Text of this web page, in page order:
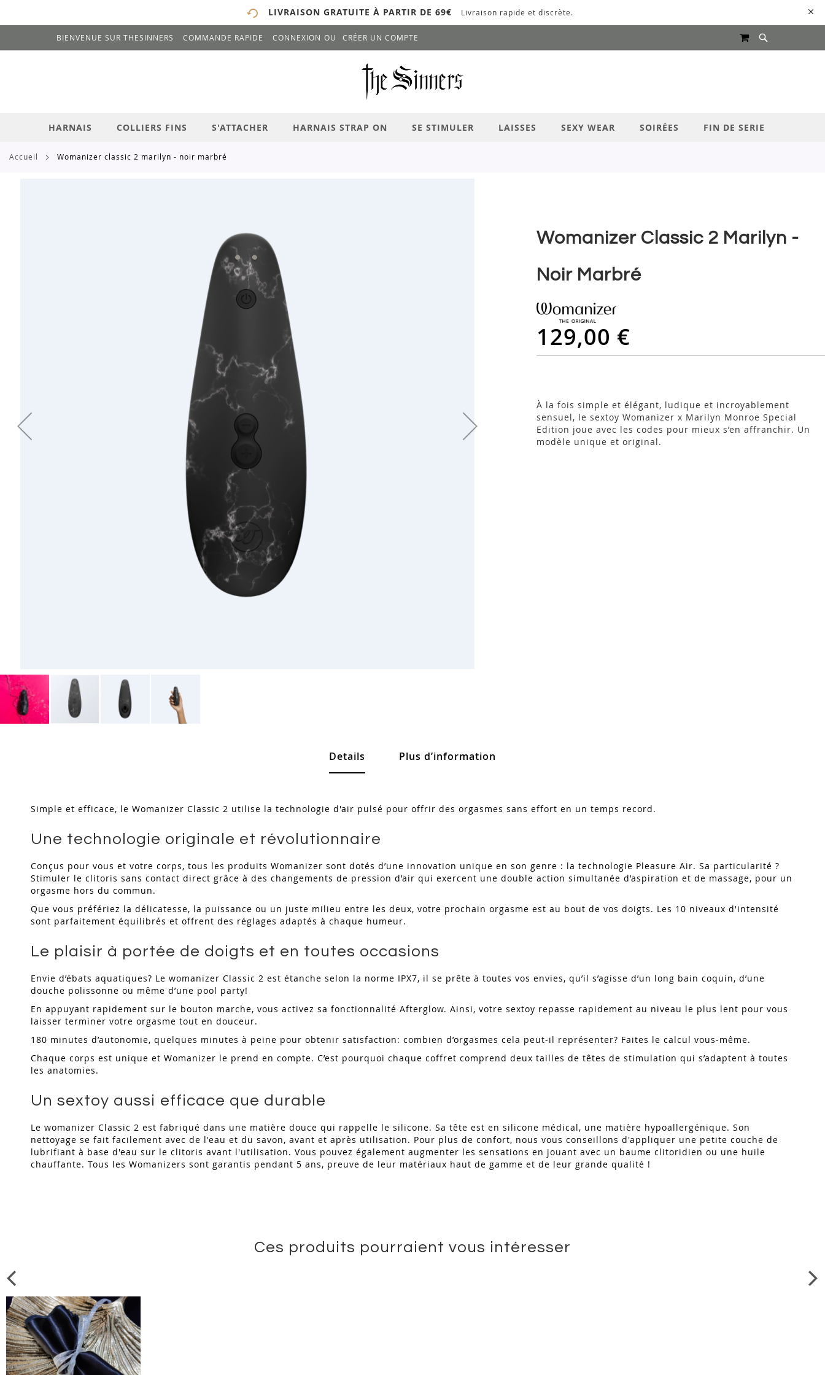
LIVRAISON GRATUITE À PARTIR DE 69€ Livraison rapide et discrète.
ALLEZ
BIENVENUE SUR THESINNERS COMMANDE RAPIDE CONNEXION CRÉER UN COMPTE
# ENTREZ AU MOINS 3 CARACTÈRES POUR LANCER LA RECHERCHE # APPUYEZ SUR LA TOUCHE "ENTRER" POUR LANCER LA RECHERCHE
MON PANIER
HARNAIS COLLIERS FINS S'ATTACHER HARNAIS STRAP ON SE STIMULER LAISSES SEXY WEAR SOIRÉES FIN DE SERIE
accueil womanizer classic 2 marilyn - noir marbré
images
gallery
Womanizer Classic 2 Marilyn -
Noir Marbré
129,00 €
À la fois simple et élégant, ludique et incroyablement
sensuel, le sextoy Womanizer x Marilyn Monroe Special
Edition joue avec les codes pour mieux s’en affranchir. Un
modèle unique et original.
Details
Simple et efficace, le Womanizer Classic 2 utilise la technologie d'air pulsé pour offrir des orgasmes sans effort en un temps record.
Une technologie originale et révolutionnaire
Conçus pour vous et votre corps, tous les produits Womanizer sont dotés d’une innovation unique en son genre : la technologie Pleasure Air. Sa particularité ?
Stimuler le clitoris sans contact direct grâce à des changements de pression d’air qui exercent une double action simultanée d’aspiration et de massage, pour un
orgasme hors du commun.
Que vous préfériez la délicatesse, la puissance ou un juste milieu entre les deux, votre prochain orgasme est au bout de vos doigts. Les 10 niveaux d'intensité
sont parfaitement équilibrés et offrent des réglages adaptés à chaque humeur.
Le plaisir à portée de doigts et en toutes occasions
Envie d’ébats aquatiques? Le womanizer Classic 2 est étanche selon la norme IPX7, il se prête à toutes vos envies, qu’il s’agisse d’un long bain coquin, d’une
douche polissonne ou même d’une pool party!
En appuyant rapidement sur le bouton marche, vous activez sa fonctionnalité Afterglow. Ainsi, votre sextoy repasse rapidement au niveau le plus lent pour vous
laisser terminer votre orgasme tout en douceur.
180 minutes d’autonomie, quelques minutes à peine pour obtenir satisfaction: combien d’orgasmes cela peut-il représenter? Faites le calcul vous-même.
Chaque corps est unique et Womanizer le prend en compte. C’est pourquoi chaque coffret comprend deux tailles de têtes de stimulation qui s’adaptent à toutes
les anatomies.
Un sextoy aussi efficace que durable
Le womanizer Classic 2 est fabriqué dans une matière douce qui rappelle le silicone. Sa tête est en silicone médical, une matière hypoallergénique. Son
nettoyage se fait facilement avec de l'eau et du savon, avant et après utilisation. Pour plus de confort, nous vous conseillons d'appliquer une petite couche de
lubrifiant à base d'eau sur le clitoris avant l'utilisation. Vous pouvez également augmenter les sensations en jouant avec un baume clitoridien ou une huile
chauffante. Tous les Womanizers sont garantis pendant 5 ans, preuve de leur matériaux haut de gamme et de leur grande qualité !
Plus d’information
Ces produits pourraient vous intéresser